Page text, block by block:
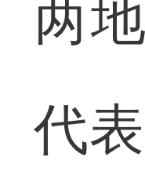
两
代